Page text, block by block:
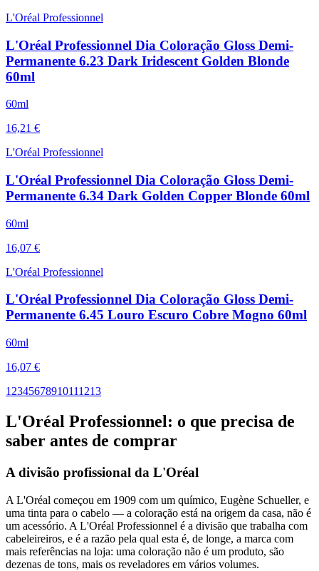
L'Oréal Professionnel
L'Oréal Professionnel Dia Coloração Gloss Demi-
Permanente 6.23 Dark Iridescent Golden Blonde
60ml
60ml
16,21 €
L'Oréal Professionnel
L'Oréal Professionnel Dia Coloração Gloss Demi-
Permanente 6.34 Dark Golden Copper Blonde 60ml
60ml
16,07 €
L'Oréal Professionnel
L'Oréal Professionnel Dia Coloração Gloss Demi-
Permanente 6.45 Louro Escuro Cobre Mogno 60ml
60ml
16,07 €
1 2345678910111213
L'Oréal Professionnel: o que precisa de
saber antes de comprar
A divisão profissional da L'Oréal
A L'Oréal começou em 1909 com um químico, Eugène Schueller, e
uma tinta para o cabelo — a coloração está na origem da casa, não é
um acessório. A L'Oréal Professionnel é a divisão que trabalha com
cabeleireiros, e é a razão pela qual esta é, de longe, a marca com
mais referências na loja: uma coloração não é um produto, são
dezenas de tons, mais os reveladores em vários volumes.